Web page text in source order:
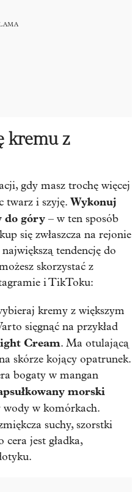
kremu z
gdy masz trochę więcej
twarz i szyję. Wykonuj
do góry – w ten sposób
się zwłaszcza na rejonie
tendencję do
skorzystać z
i TikToku:
kremy z większym
sięgnąć na przykład
Cream. Ma otulającą
skórze kojący opatrunek.
bogaty w mangan
morski
wody w komórkach.
suchy, szorstki
cera jest gładka,